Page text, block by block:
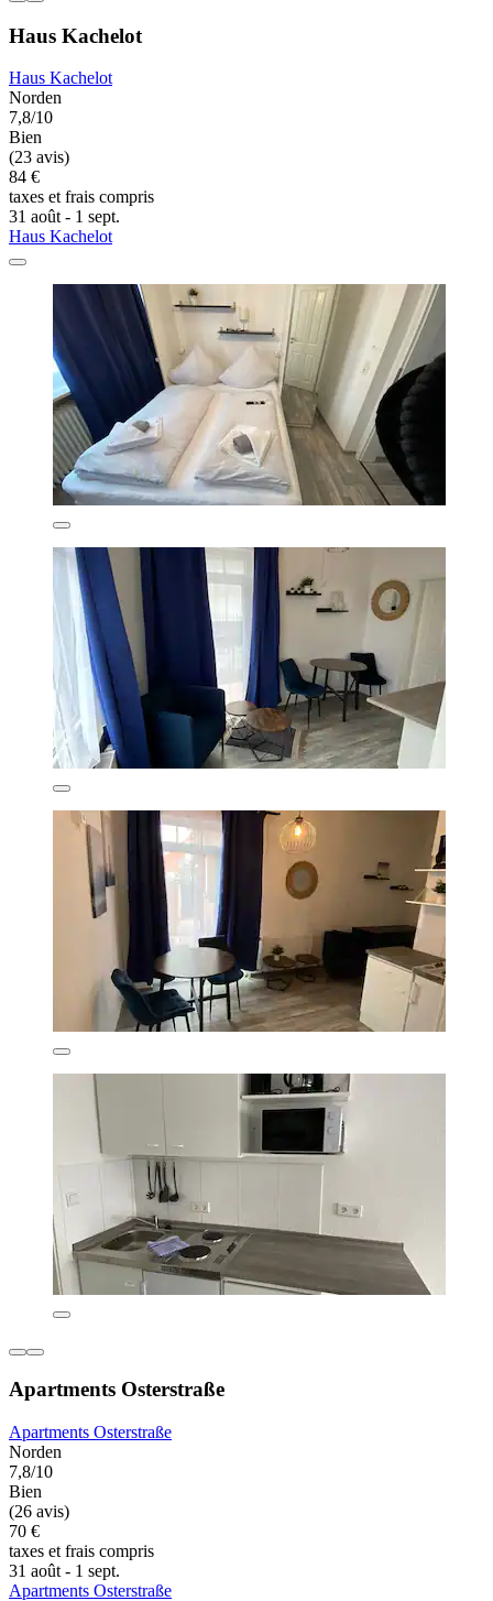
Haus Kachelot
Haus Kachelot
Norden
7,8/10
Bien
(23 avis)
84 €
taxes et frais compris
31 août - 1 sept.
Haus Kachelot
Apartments Osterstraße
Apartments Osterstraße
Norden
7,8/10
Bien
(26 avis)
70 €
taxes et frais compris
31 août - 1 sept.
Apartments Osterstraße